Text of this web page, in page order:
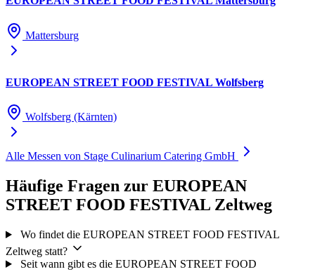
Mattersburg
EUROPEAN STREET FOOD FESTIVAL Wolfsberg
Wolfsberg (Kärnten)
Alle Messen von Stage Culinarium Catering GmbH
Häufige Fragen zur EUROPEAN
STREET FOOD FESTIVAL Zeltweg
Wo findet die EUROPEAN STREET FOOD FESTIVAL
Zeltweg statt?
Seit wann gibt es die EUROPEAN STREET FOOD